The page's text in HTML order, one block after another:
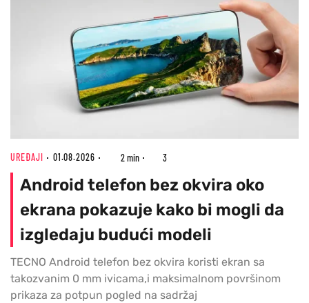
UREĐAJI 01.08.2026 2 min 3
Android telefon bez okvira oko
ekrana pokazuje kako bi mogli da
izgledaju budući modeli
TECNO Android telefon bez okvira koristi ekran sa
takozvanim 0 mm ivicama,i maksimalnom površinom
prikaza za potpun pogled na sadržaj